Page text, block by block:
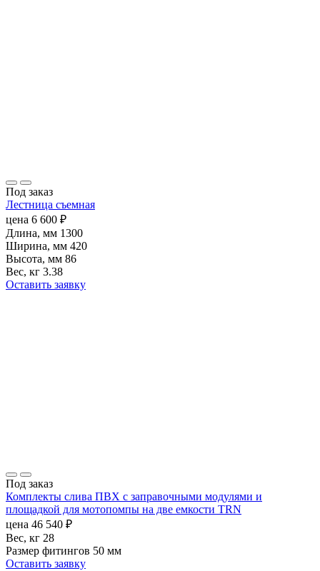
Под заказ
Лестница съемная
цена 6 600 ₽
Длина, мм 1300
Ширина, мм 420
Высота, мм 86
Вес, кг 3.38
Оставить заявку
Под заказ
Комплекты слива ПВХ с заправочными модулями и
площадкой для мотопомпы на две емкости TRN
цена 46 540 ₽
Вес, кг 28
Размер фитингов 50 мм
Оставить заявку